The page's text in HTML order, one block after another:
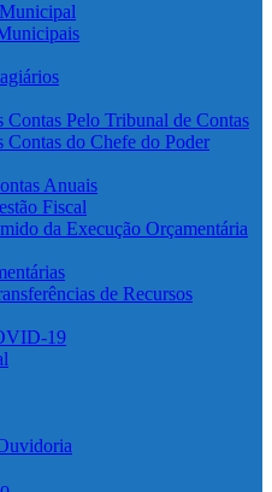
Contas Pelo Tribunal de Contas
Contas do Chefe do Poder
Anuais
Fiscal
da Execução Orçamentária
de Recursos
19